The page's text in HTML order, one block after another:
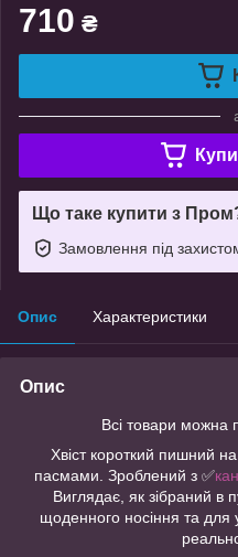
710 ₴
Що таке купити з
Замовлення під
Опис Характеристики
Опис
Всі товари можна
Хвіст короткий пишний на
пасмами. Зроблений з ✅
Виглядає, як зібраний в
щоденного носіння та для